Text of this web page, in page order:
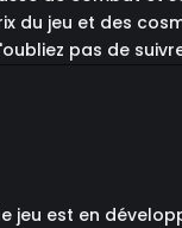
du jeu et des
pas de
jeu est en